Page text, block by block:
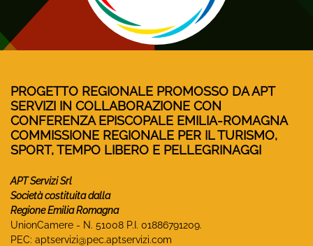
PROGETTO REGIONALE PROMOSSO DA APT
SERVIZI IN COLLABORAZIONE CON
CONFERENZA EPISCOPALE EMILIA-ROMAGNA
COMMISSIONE REGIONALE PER IL TURISMO,
SPORT, TEMPO LIBERO E PELLEGRINAGGI
APT Servizi Srl
Società costituita dalla
Regione Emilia Romagna
UnionCamere - N. 51008 P.I. 01886791209.
PEC: aptservizi@pec.aptservizi.com